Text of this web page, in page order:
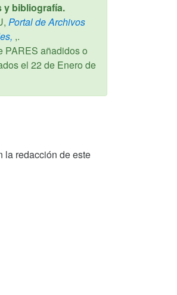
y bibliografía.
Portal de Archivos
,.
PARES añadidos o
el 22 de Enero de
la redacción de este